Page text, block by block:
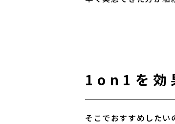
1on1を効
そこでおすすめしたい